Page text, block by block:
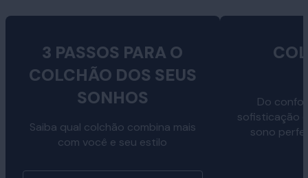
3 PASSOS PARA O
COLCHÃO DOS SEUS
SONHOS
Saiba qual colchão combina mais
com você e seu estilo
Do
sofisticação
sono